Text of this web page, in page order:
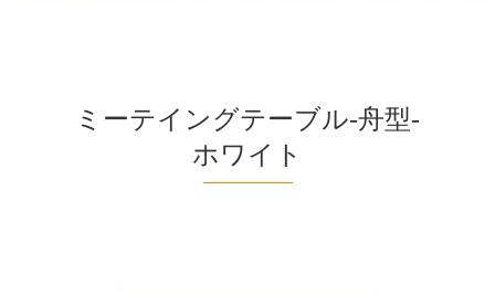
ミーテイングテーブル-舟型-
ホワイト